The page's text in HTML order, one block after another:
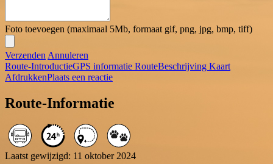
Foto toevoegen (maximaal 5Mb, formaat gif, png, jpg, bmp, tiff)
Verzenden Annuleren
Route-IntroductieGPS informatie RouteBeschrijving Kaart
AfdrukkenPlaats een reactie
Route-Informatie
Laatst gewijzigd: 11 oktober 2024